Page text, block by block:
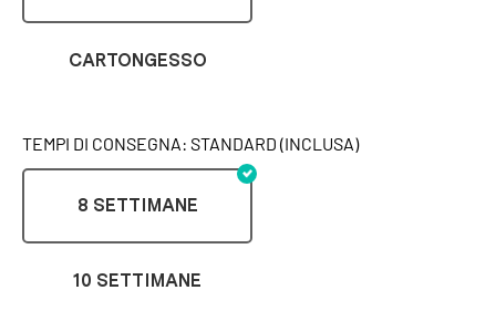
CARTONGESSO
TEMPI DI CONSEGNA: STANDARD (INCLUSA)
8 SETTIMANE
10 SETTIMANE